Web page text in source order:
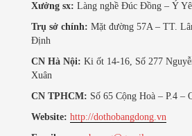
Xưởng sx: Làng nghề Đúc Đồng – Ý
Trụ sở chính: Mặt đường 57A – TT.
Định
CN Hà Nội: Ki ốt 14-16, Số 277
Xuân
CN TPHCM: Số 65 Cộng Hoà – P.4 –
Website: http://dothobangdong.vn